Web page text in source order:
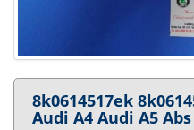
8k0614517ek
Audi A4 Audi A5